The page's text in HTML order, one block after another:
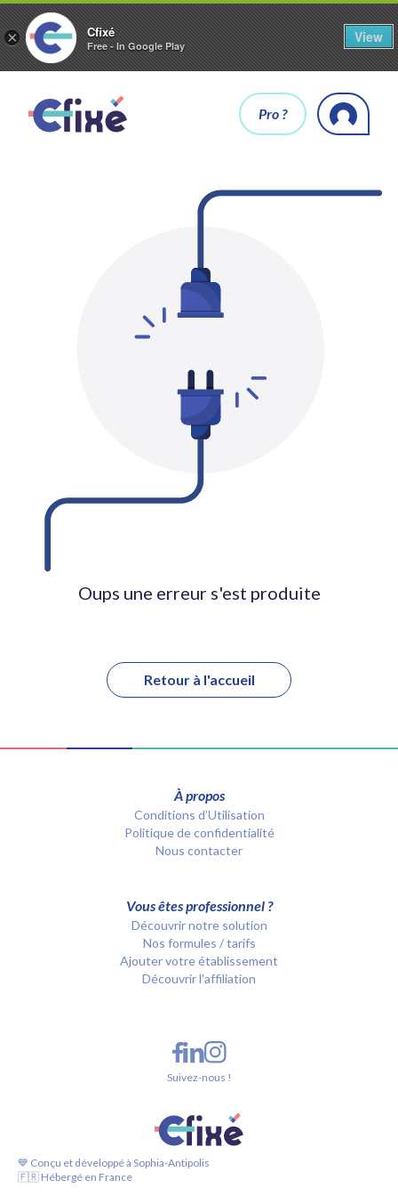
× Cfixé
Free - In Google Play
View
Pro ?
Oups une erreur s'est produite
Retour à l'accueil
À propos
Conditions d’Utilisation
Politique de confidentialité
Nous contacter
Vous êtes professionnel ?
Découvrir notre solution
Nos formules / tarifs
Ajouter votre établissement
Découvrir l'affiliation
💙 Conçu et développé à Sophia-Antipolis
🇫🇷 Hébergé en France
Suivez-nous !